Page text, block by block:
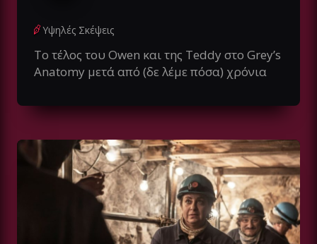
Υψηλές Σκέψεις
Το τέλος του Owen και της Teddy στο Grey’s
Anatomy μετά από (δε λέμε πόσα) χρόνια